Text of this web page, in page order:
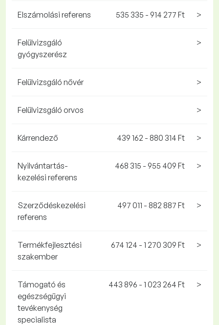
Elszámolási referens 535 335 - 914 277 Ft >
Felülvizsgáló
gyógyszerész
>
Felülvizsgáló nővér >
Felülvizsgáló orvos >
Kárrendező 439 162 - 880 314 Ft >
Nyilvántartás-
kezelési referens
468 315 - 955 409 Ft >
Szerződéskezelési
referens
497 011 - 882 887 Ft >
Termékfejlesztési
szakember
674 124 - 1 270 309 Ft >
Támogató és
egészségügyi
tevékenység
specialista
443 896 - 1 023 264 Ft >